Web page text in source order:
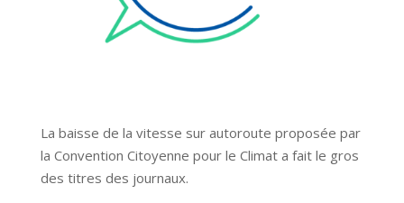
La baisse de la vitesse sur autoroute proposée par
la Convention Citoyenne pour le Climat a fait le gros
des titres des journaux.